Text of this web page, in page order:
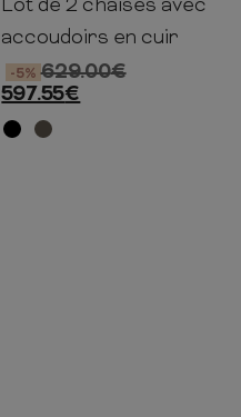
95cm 58cm 58cm
Lot de 2 chaises avec
accoudoirs en cuir
629.00€
-5%
597.55€